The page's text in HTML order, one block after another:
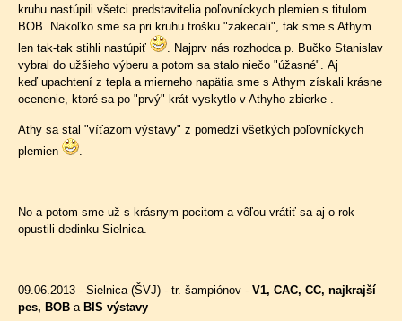
kruhu nastúpili všetci predstavitelia poľovníckych plemien s titulom
BOB. Nakoľko sme sa pri kruhu trošku "zakecali", tak sme s Athym
len tak-tak stihli nastúpiť
. Najprv nás rozhodca p. Bučko Stanislav
vybral do užšieho výberu a potom sa stalo niečo "úžasné". Aj
keď upachtení z tepla a mierneho napätia sme s Athym získali krásne
ocenenie, ktoré sa po "prvý" krát vyskytlo v Athyho zbierke .
Athy sa stal "víťazom výstavy" z pomedzi všetkých poľovníckych
plemien
.
No a potom sme už s krásnym pocitom a vôľou vrátiť sa aj o rok
opustili dedinku Sielnica.
09.06.2013 - Sielnica (ŠVJ) - tr. šampiónov - V1, CAC, CC, najkrajší
pes, BOB aBIS výstavy